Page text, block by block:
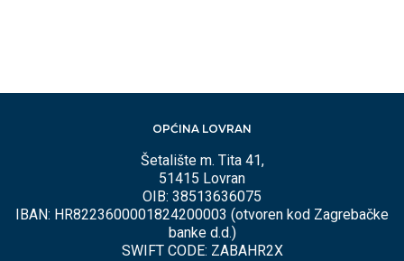
OPĆINA LOVRAN
Šetalište m. Tita 41,
51415 Lovran
OIB: 38513636075
IBAN: HR8223600001824200003 (otvoren kod Zagrebačke
banke d.d.)
SWIFT CODE: ZABAHR2X